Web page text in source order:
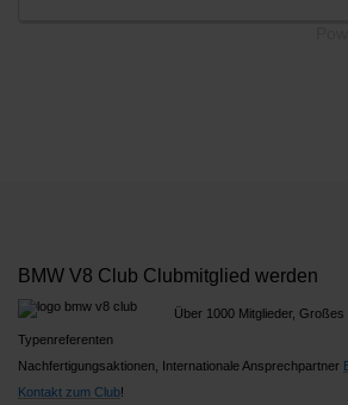
BMW V8 Club Clubmitglied werden
Über 1000 Mitglieder, Großes
Typenreferenten
Nachfertigungsaktionen, Internationale Ansprechpartner
Kontakt zum Club!